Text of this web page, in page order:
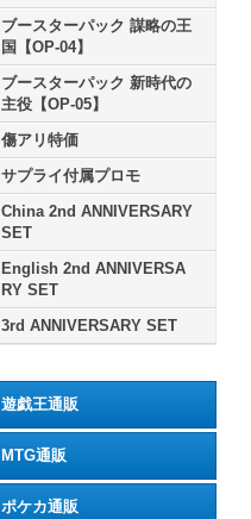
ブースターパック 謀略の王
国【OP-04】
ブースターパック 新時代の
主役【OP-05】
傷アリ特価
サプライ付属プロモ
China 2nd ANNIVERSARY
SET
English 2nd ANNIVERSA
RY SET
3rd ANNIVERSARY SET
遊戯王通販
MTG通販
ポケカ通販